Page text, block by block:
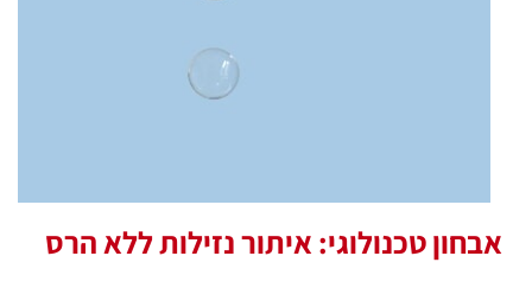
אבחון טכנולוגי: איתור נזילות ללא הרס